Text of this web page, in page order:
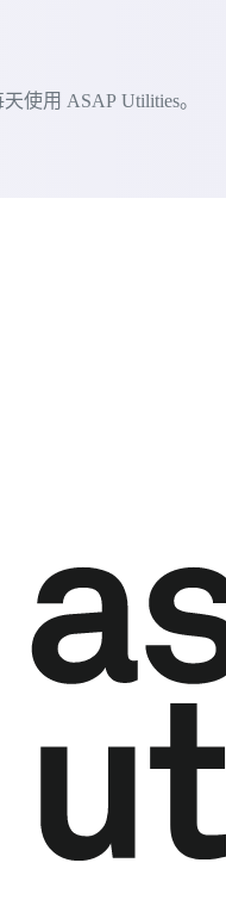
使用 ASAP Utilities。